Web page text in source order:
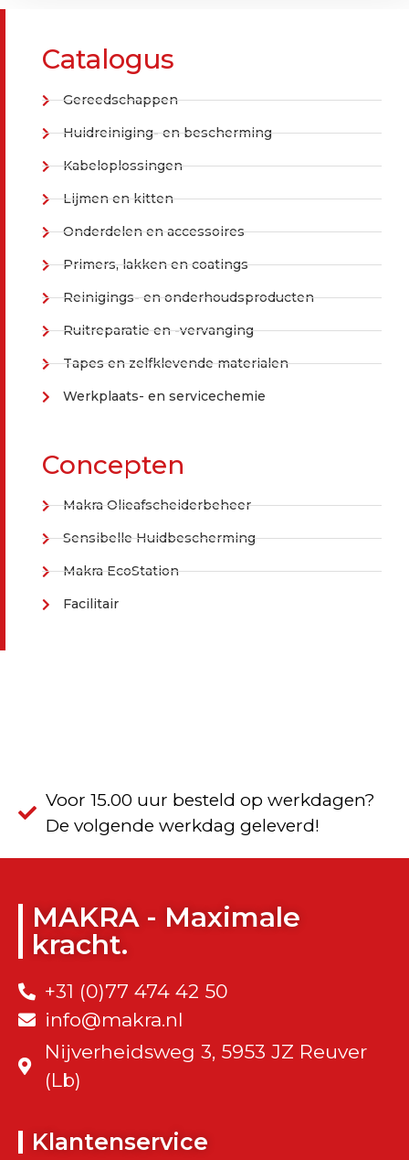
Catalogus
Gereedschappen
Huidreiniging- en bescherming
Kabeloplossingen
Lijmen en kitten
Onderdelen en accessoires
Primers, lakken en coatings
Reinigings- en onderhoudsproducten
Ruitreparatie en -vervanging
Tapes en zelfklevende materialen
Werkplaats- en servicechemie
Concepten
Makra Olieafscheiderbeheer
Sensibelle Huidbescherming
Makra EcoStation
Facilitair
Voor 15.00 uur besteld op werkdagen?
De volgende werkdag geleverd!
MAKRA - Maximale
kracht.
+31 (0)77 474 42 50
info@makra.nl
Nijverheidsweg 3, 5953 JZ Reuver
(Lb)
Klantenservice